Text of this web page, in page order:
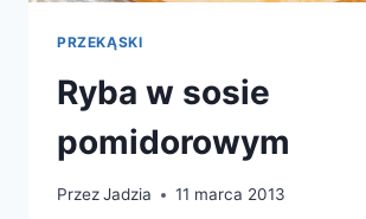
PRZEKĄSKI
Ryba w sosie
pomidorowym
PrzezJadzia 11 marca 2013